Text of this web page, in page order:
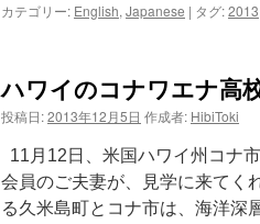
カテゴリー: English, Japanese | タグ:2013
ハワイのコナワエナ高
投稿日:2013年12月5日 作成者: HibiToki
11月12日、米国ハワイ州コナ
会員のご夫妻が、見学に来てく
る久米島町とコナ市は、海洋深